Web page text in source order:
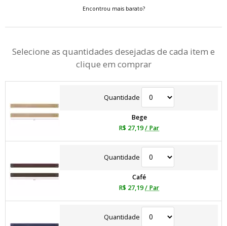
Encontrou mais barato?
Selecione as quantidades desejadas de cada item e
clique em comprar
Quantidade
Bege
R$ 27,19/ Par
Quantidade
Café
R$ 27,19/ Par
Quantidade